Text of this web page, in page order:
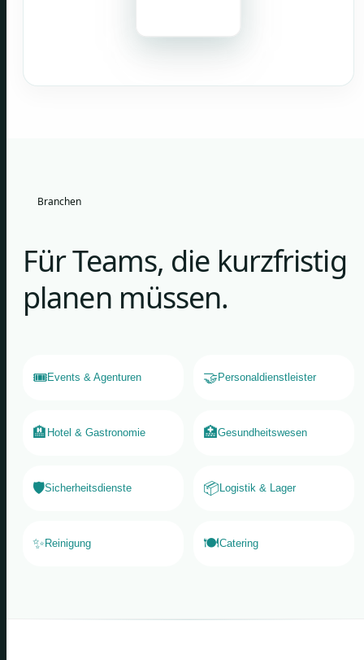
Branchen
Für Teams, die kurzfristig
planen müssen.
🎟️Events & Agenturen 🤝 Personaldienstleister
🏨 Hotel & Gastronomie 🏥Gesundheitswesen
🛡️Sicherheitsdienste 📦 Logistik & Lager
✨ Reinigung 🍽️Catering